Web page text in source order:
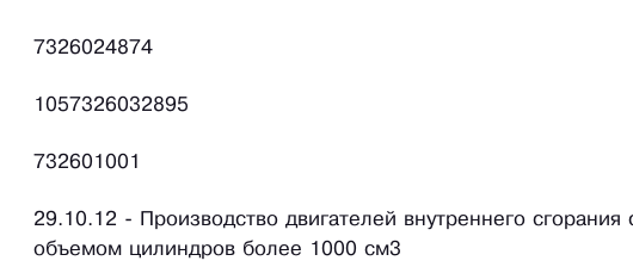
7326024874
1057326032895
732601001
29.10.12 - Производство двигателей внутреннего сгорания
объемом цилиндров более 1000 см3